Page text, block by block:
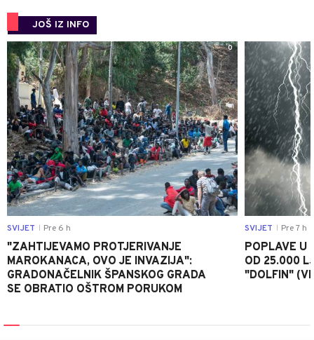
JOŠ IZ INFO
0
SVIJET Pre 6 h
"ZAHTIJEVAMO PROTJERIVANJE
MAROKANACA, OVO JE INVAZIJA":
GRADONAČELNIK ŠPANSKOG GRADA
SE OBRATIO OŠTROM PORUKOM
SVIJET Pre 7 h
POPLAVE U
OD 25.000
"DOLFIN"